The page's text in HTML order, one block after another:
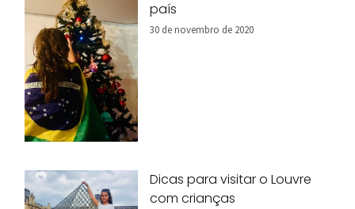
país
30 de novembro de 2020
Dicas para visitar o Louvre
com crianças